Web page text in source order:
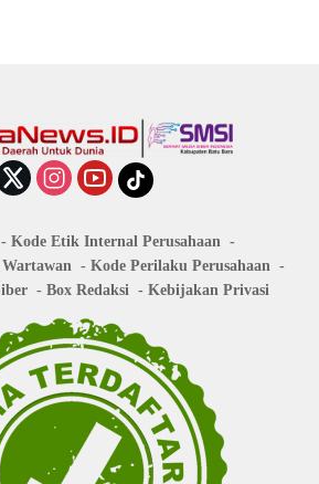
Kode Etik Internal Perusahaan
Kode Perilaku Perusahaan
Box Redaksi Kebijakan Privasi